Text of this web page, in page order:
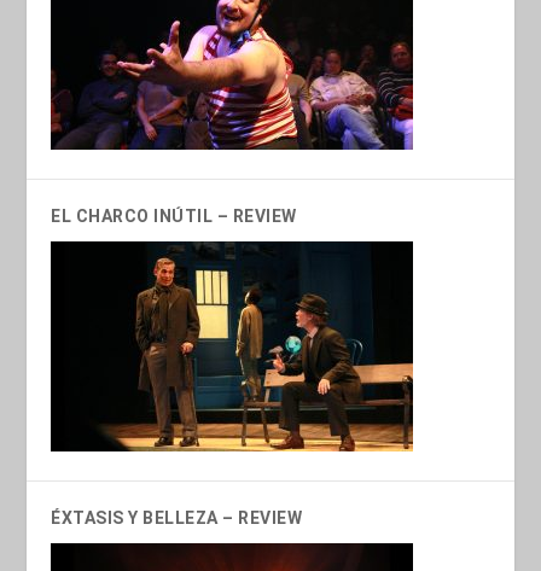
EL CHARCO INÚTIL – REVIEW
ÉXTASIS Y BELLEZA – REVIEW